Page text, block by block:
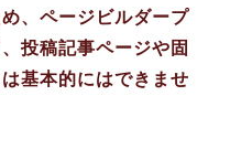
、ページビルダープ
投稿記事ページや固
基本的にはできませ